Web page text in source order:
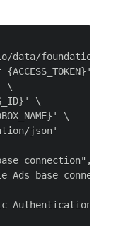
data/foundation/
\
\
\
\
json'
connection",
Ads base
Authentication",